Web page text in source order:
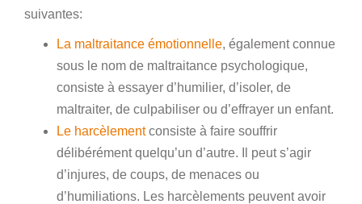
suivantes:
La maltraitance émotionnelle, également connue
sous le nom de maltraitance psychologique,
consiste à essayer d’humilier, d’isoler, de
maltraiter, de culpabiliser ou d’effrayer un enfant.
Le harcèlementconsiste à faire souffrir
délibérément quelqu’un d’autre. Il peut s’agir
d’injures, de coups, de menaces ou
d’humiliations. Les harcèlements peuvent avoir